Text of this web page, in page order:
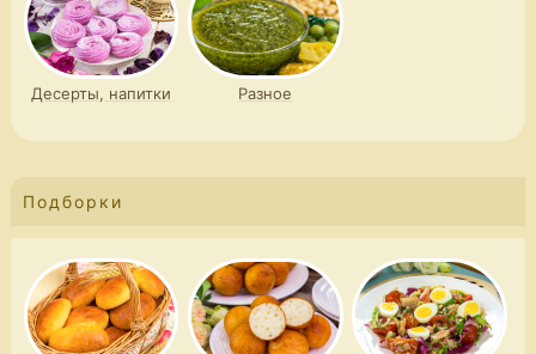
Десерты, напитки Разное
Подборки